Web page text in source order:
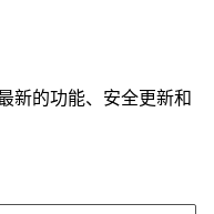
新的功能、安全更新和